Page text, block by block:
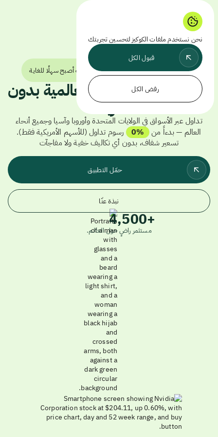
نحن نستخدم ملفات الكوكيز لتحسين تجربتك
قبول الكل
رفض الكل
الاستثمار المتوافق مع الشريعة الإسلامية أصبح سهلًا للغاية
الوصول إلى الأسواق العالمية بدون
ربا
تداول عبر الأسواق في الولايات المتحدة وأوروبا وآسيا وجميع أنحاء
العالم — بدءاً من 0% رسوم تداول(للأسهم الأمريكية فقط).
تسعير شفاف، بدون أي تكاليف خفية ولا مفاجآت
حمّل التطبيق
ﻧﺒﺬﺓ ﻋﻨّﺎ
4,500+
مستثمر راضٍ حول العالم.